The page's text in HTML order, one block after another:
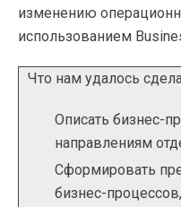
изменению
использованием
Что нам удалось
Описать бизнес-
направлениям
Сформировать
бизнес-